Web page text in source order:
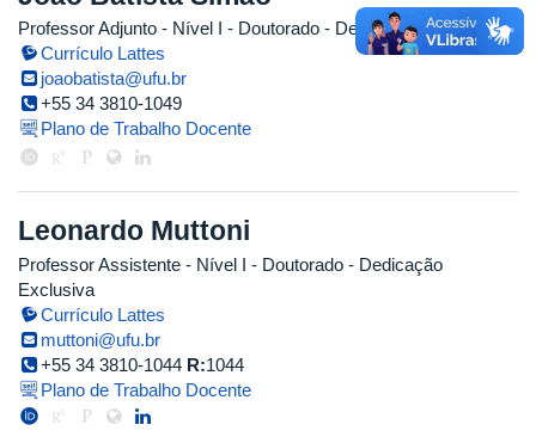
Professor Adjunto - Nível I - Doutorado - Dedicação Exclusiva
Currículo Lattes
joaobatista@ufu.br
+55 34 3810-1049
Plano de Trabalho Docente
Leonardo Muttoni
Professor Assistente - Nível I - Doutorado - Dedicação
Exclusiva
Currículo Lattes
muttoni@ufu.br
+55 34 3810-1044 R:1044
Plano de Trabalho Docente